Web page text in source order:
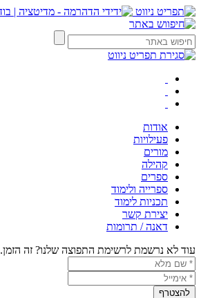
אודות
פעילויות
מורים
קהילה
ספרים
ספרייה ולימוד
תכניות לימוד
יצירת קשר
דאנה / תרומות
עוד לא נרשמת לרשימת התפוצה שלנו? זה הזמן.